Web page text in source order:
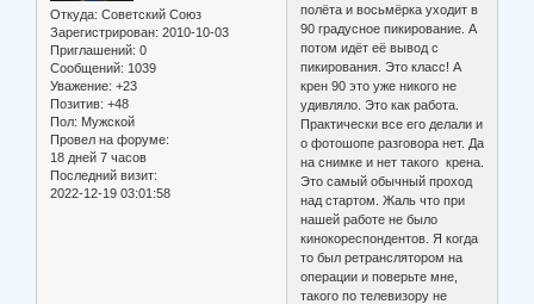
Откуда: Советский Союз
Зарегистрирован: 2010-10-03
Приглашений: 0
Сообщений: 1039
Уважение: +23
Позитив: +48
Пол: Мужской
Провел на форуме:
18 дней 7 часов
Последний визит:
2022-12-19 03:01:58
полёта и восьмёрка уходит в
90 градусное пикирование. А
потом идёт её вывод с
пикирования. Это класс! А
крен 90 это уже никого не
удивляло. Это как работа.
Практически все его делали и
о фотошопе разговора нет. Да
на снимке и нет такого крена.
Это самый обычный проход
над стартом. Жаль что при
нашей работе не было
кинокореспондентов. Я когда
то был ретранслятором на
операции и поверьте мне,
такого по телевизору не